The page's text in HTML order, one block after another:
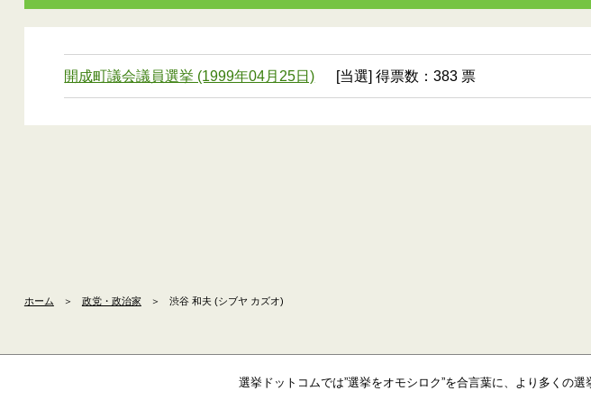
開成町議会議員選挙 (1999年04月25日) [当選] 得票数：383 票
ホーム ＞ 政党・政治家 ＞ 渋谷 和夫 (シブヤ カズオ)
選挙ドットコムでは”選挙をオモシロク”を合言葉に、より多くの